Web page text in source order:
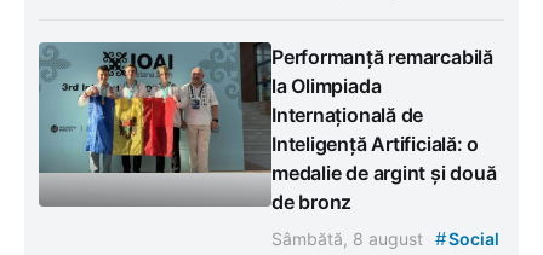
Performanță remarcabilă
la Olimpiada
Internațională de
Inteligență Artificială: o
medalie de argint și două
de bronz
Sâmbătă, 8 august #Social